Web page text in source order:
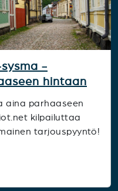
-
hintaan
aina parhaaseen
kilpailuttaa
tarjouspyyntö!